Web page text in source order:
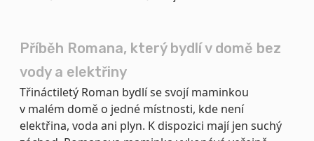
Příběh Romana, který bydlí v domě bez
vody a elektřiny
Třináctiletý Roman bydlí se svojí maminkou
v malém domě o jedné místnosti, kde není
elektřina, voda ani plyn. K dispozici mají jen suchý